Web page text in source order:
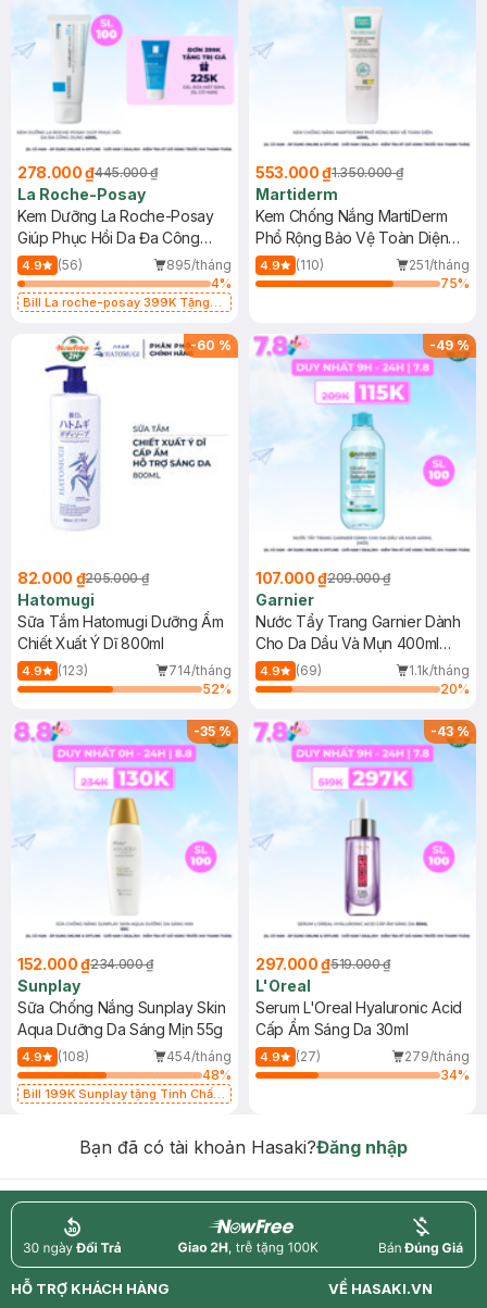
278.000 ₫445.000 ₫
La Roche-Posay
Kem Dưỡng La Roche-Posay
Giúp Phục Hồi Da Đa Công
Dụng 40ml
4.9 (56)
895/tháng
4%
Bill La roche-posay 399K Tặng
(SL có hạn)
553.000 ₫1.350.000 ₫
Martiderm
Kem Chống Nắng MartiDerm
Phổ Rộng Bảo Vệ Toàn Diện
40ml
4.9 (110)
251/tháng
75%
-60 %
82.000 ₫205.000 ₫
Hatomugi
Sữa Tắm Hatomugi Dưỡng Ẩm
Chiết Xuất Ý Dĩ 800ml
4.9 (123)
714/tháng
52%
-49%
107.000 ₫209.000 ₫
Garnier
Nước Tẩy Trang Garnier Dành
Cho Da Dầu Và Mụn 400ml
(Mới)
4.9 (69)
1.1k/tháng
20%
-35%
152.000 ₫234.000 ₫
Sunplay
Sữa Chống Nắng Sunplay Skin
Aqua Dưỡng Da Sáng Mịn 55g
4.9 (108)
454/tháng
48%
Bill 199K Sunplay tặng Tinh Chất
-43%
297.000 ₫519.000 ₫
L'Oreal
Serum L'Oreal Hyaluronic Acid
Cấp Ẩm Sáng Da 30ml
4.9 (27)
279/tháng
34%
Bạn đã có tài khoản Hasaki?Đăng nhập
return nowfree price
HỖ TRỢ KHÁCH HÀNG
VỀ HASAKI.VN